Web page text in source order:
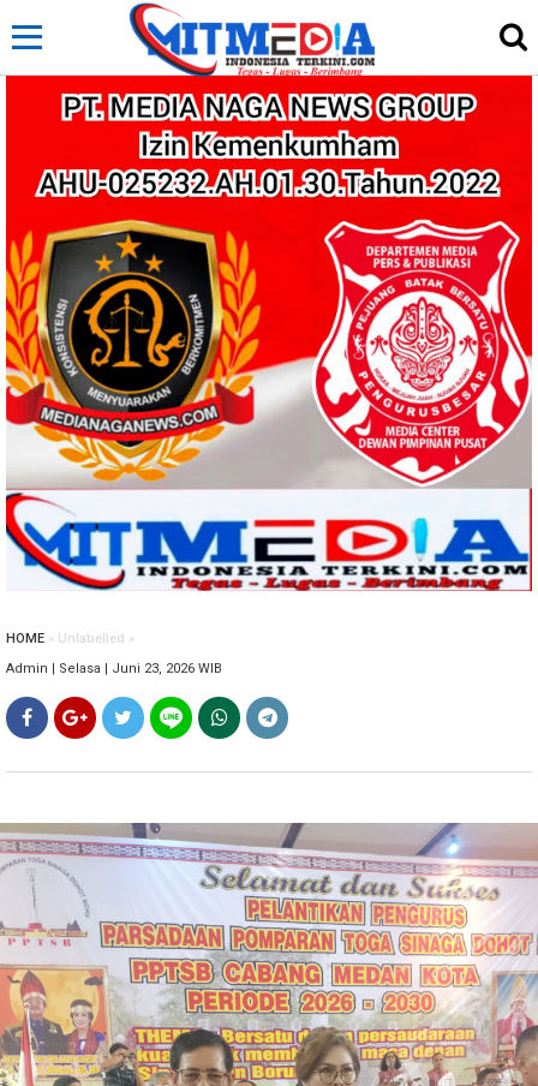
HOME » Unlabelled »
Admin | Selasa | Juni 23, 2026 WIB